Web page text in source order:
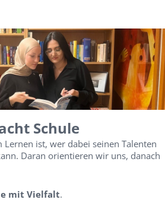
Schule
ist, wer dabei seinen Talenten
Daran orientieren wir uns, danach
mit Vielfalt.